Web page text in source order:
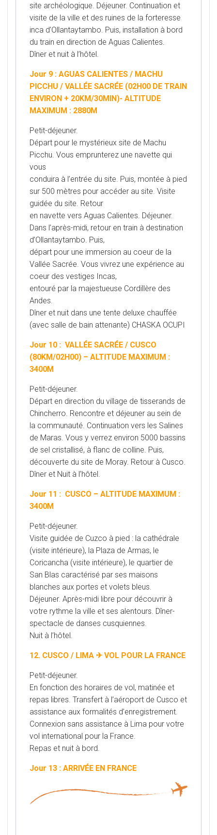
site archéologique. Déjeuner. Continuation et
visite de la ville et des ruines de la forteresse
inca d’Ollantaytambo. Puis, installation à bord
du train en direction de Aguas Calientes.
Dîner et nuit à l’hôtel.
Jour 9 : AGUAS CALIENTES / MACHU
PICCHU / VALLÉE SACRÉE (02H00 DE TRAIN
ENVIRON + 20KM/30MIN)- ALTITUDE
MAXIMUM : 2880M
Petit-déjeuner.
Départ pour le mystérieux site de Machu
Picchu. Vous emprunterez une navette qui
vous
conduira à l’entrée du site. Puis, montée à pied
sur 500 mètres pour accéder au site. Visite
guidée du site. Retour
en navette vers Aguas Calientes. Déjeuner.
Dans l’après-midi, retour en train à destination
d’Ollantaytambo. Puis,
départ pour une immersion au coeur de la
Vallée Sacrée. Vous vivrez une expérience au
coeur des vestiges Incas,
entouré par la majestueuse Cordillère des
Andes.
Dîner et nuit dans une tente deluxe chauffée
(avec salle de bain attenante) CHASKA OCUPI
Jour 10 : VALLÉE SACRÉE / CUSCO
(80KM/02H00) – ALTITUDE MAXIMUM :
3400M
Petit-déjeuner.
Départ en direction du village de tisserands de
Chincherro. Rencontre et déjeuner au sein de
la communauté. Continuation vers les Salines
de Maras. Vous y verrez environ 5000 bassins
de sel cristallisé, à flanc de colline. Puis,
découverte du site de Moray. Retour à Cusco.
Dîner et Nuit à l’hôtel.
Jour 11 : CUSCO – ALTITUDE MAXIMUM :
3400M
Petit-déjeuner.
Visite guidée de Cuzco à pied : la cathédrale
(visite intérieure), la Plaza de Armas, le
Coricancha (visite intérieure), le quartier de
San Blas caractérisé par ses maisons
blanches aux portes et volets bleus.
Déjeuner. Après-midi libre pour découvrir à
votre rythme la ville et ses alentours. Dîner-
spectacle de danses cusquiennes.
Nuit à l’hôtel.
12. CUSCO / LIMA ✈ VOL POUR LA FRANCE
Petit-déjeuner.
En fonction des horaires de vol, matinée et
repas libres. Transfert à l’aéroport de Cusco et
assistance aux formalités d’enregistrement.
Connexion sans assistance à Lima pour votre
vol international pour la France.
Repas et nuit à bord.
Jour 13 : ARRIVÉE EN FRANCE